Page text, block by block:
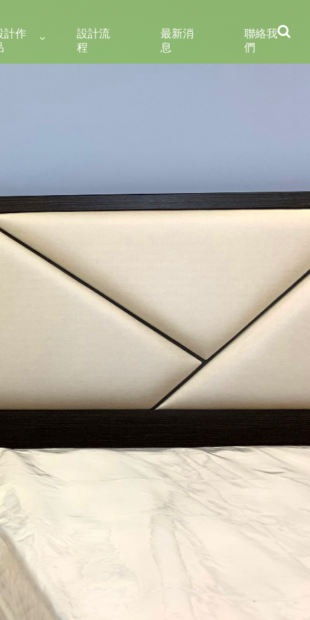
計作
設計流
程
最新消
息
聯絡我
們